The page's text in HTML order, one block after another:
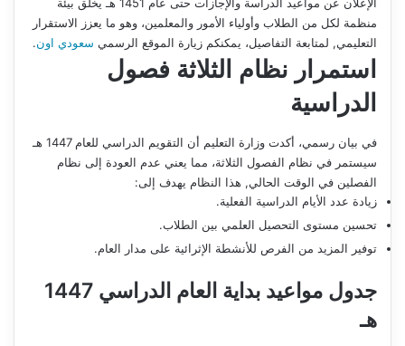
الإعلان عن مواعيد الدراسة والإجازات حتى عام 1451 هـ يخلق بيئة
منظمة لكل من الطلاب وأولياء الأمور والمعلمين، وهو ما يعزز الاستقرار
التعليمي, لمتابعة التفاصيل، يمكنكم زيارة الموقع الرسمي سعودي اون.
استمرار نظام الثلاثة فصول
الدراسية
في بيان رسمي، أكدت وزارة التعليم أن التقويم الدراسي للعام 1447 هـ
سيستمر في نظام الفصول الثلاثة، مما يعني عدم العودة إلى نظام
الفصلين في الوقت الحالي, هذا النظام يهدف إلى:
زيادة عدد الأيام الدراسية الفعلية.
تحسين مستوى التحصيل العلمي بين الطلاب.
توفير المزيد من الفرص للأنشطة الإثرائية على مدار العام.
جدول مواعيد بداية العام الدراسي 1447
هـ